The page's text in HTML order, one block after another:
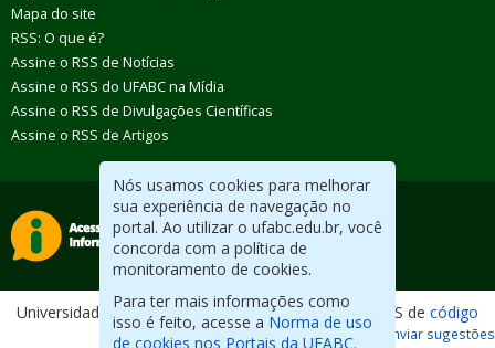
Nós usamos cookies para melhorar
sua experiência de navegação no
portal. Ao utilizar o ufabc.edu.br, você
concorda com a política de
monitoramento de cookies.
Para ter mais informações como
isso é feito, acesse a Norma de uso
de cookies nos Portais da UFABC.
Mapa do site
RSS: O que é?
Assine o RSS de Notícias
Assine o RSS do UFABC na Mídia
Assine o RSS de Divulgações Científicas
Assine o RSS de Artigos
Universidade Federal do ABC. Desenvolvido com CMS de código
aberto. Reportar erros / Enviar sugestões